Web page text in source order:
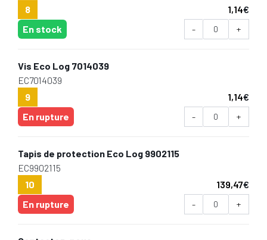
8
1,14€
En stock
- +
Vis Eco Log 7014039
EC7014039
9
1,14€
En rupture
- +
Tapis de protection Eco Log 9902115
EC9902115
10
139,47€
En rupture
- +